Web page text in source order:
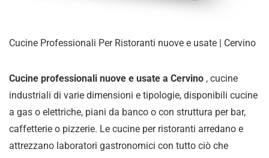
Cucine Professionali Per Ristoranti nuove e usate | Cervino
Cucine professionali nuove e usate a Cervino , cucine
industriali di varie dimensioni e tipologie, disponibili cucine
a gas o elettriche, piani da banco o con struttura per bar,
caffetterie o pizzerie. Le cucine per ristoranti arredano e
attrezzano laboratori gastronomici con tutto ciò che